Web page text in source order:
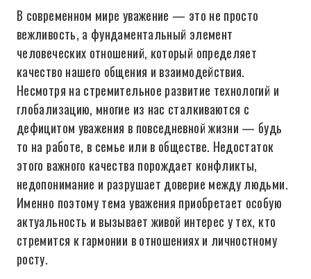
В современном мире уважение — это не просто
вежливость, а фундаментальный элемент
человеческих отношений, который определяет
качество нашего общения и взаимодействия.
Несмотря на стремительное развитие технологий и
глобализацию, многие из нас сталкиваются с
дефицитом уважения в повседневной жизни — будь
то на работе, в семье или в обществе. Недостаток
этого важного качества порождает конфликты,
недопонимание и разрушает доверие между людьми.
Именно поэтому тема уважения приобретает особую
актуальность и вызывает живой интерес у тех, кто
стремится к гармонии в отношениях и личностному
росту.